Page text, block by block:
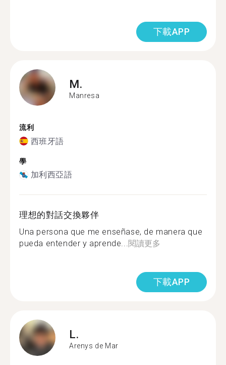
下載APP
M.
Manresa
流利
西班牙語
學
加利西亞語
理想的對話交換夥伴
Una persona que me enseñase, de manera que
pueda entender y aprende...閱讀更多
下載APP
L.
Arenys de Mar